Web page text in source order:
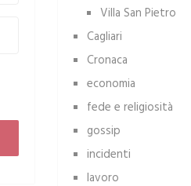
Villa San Pietro
Cagliari
Cronaca
economia
fede e religiosità
gossip
incidenti
lavoro